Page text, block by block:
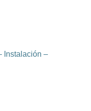
Instalación –